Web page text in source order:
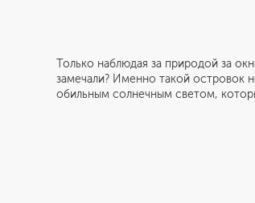
Только наблюдая за природой за
замечали? Именно такой островок
обильным солнечным светом,